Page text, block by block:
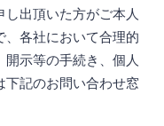
出頂いた方がご本人
、各社において合理的
示等の手続き、個人
記のお問い合わせ窓